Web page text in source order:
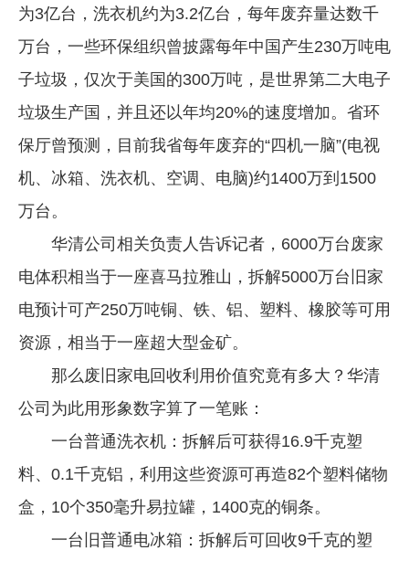
为3亿台，洗衣机约为3.2亿台，每年废弃量达数千
万台，一些环保组织曾披露每年中国产生230万吨电
子垃圾，仅次于美国的300万吨，是世界第二大电子
垃圾生产国，并且还以年均20%的速度增加。省环
保厅曾预测，目前我省每年废弃的“四机一脑”(电视
机、冰箱、洗衣机、空调、电脑)约1400万到1500
万台。
华清公司相关负责人告诉记者，6000万台废家
电体积相当于一座喜马拉雅山，拆解5000万台旧家
电预计可产250万吨铜、铁、铝、塑料、橡胶等可用
资源，相当于一座超大型金矿。
那么废旧家电回收利用价值究竟有多大？华清
公司为此用形象数字算了一笔账：
一台普通洗衣机：拆解后可获得16.9千克塑
料、0.1千克铝，利用这些资源可再造82个塑料储物
盒，10个350毫升易拉罐，1400克的铜条。
一台旧普通电冰箱：拆解后可回收9千克的塑